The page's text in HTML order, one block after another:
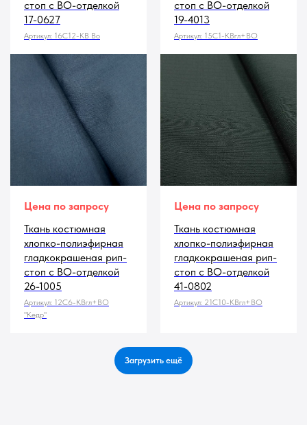
стоп с ВО-отделкой
17-0627
Артикул: 16С12-КВ Во
стоп с ВО-отделкой
19-4013
Артикул: 15С1-КВгл+ВО
Цена по запросу
Ткань костюмная
хлопко-полиэфирная
гладкокрашеная рип-
стоп с ВО-отделкой
26-1005
Артикул: 12С6-КВгл+ВО
"Кедр"
Цена по запросу
Ткань костюмная
хлопко-полиэфирная
гладкокрашеная рип-
стоп с ВО-отделкой
41-0802
Артикул: 21С10-КВгл+ВО
Загрузить ещё